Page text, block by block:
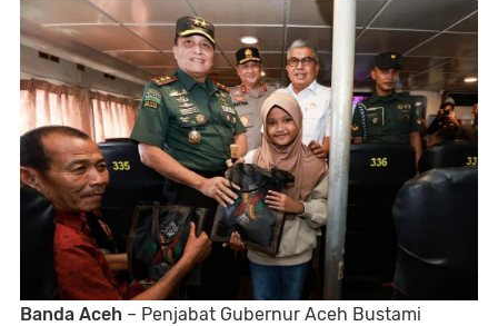
Banda Aceh – Penjabat Gubernur Aceh Bustami